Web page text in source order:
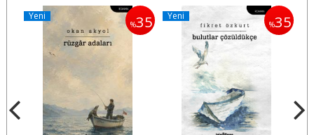
%35
Yeni
%35
Yeni